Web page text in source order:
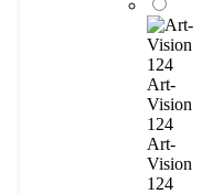
Art-
Vision
124
Art-
Vision
124